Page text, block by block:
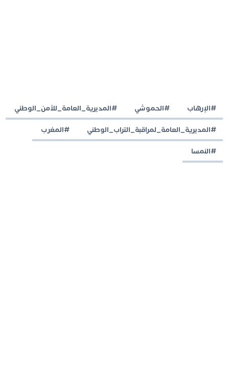
#الإرهاب #الحموشي #المديرية_العامة_للأمن_الوطني
#المديرية_العامة_لمراقبة_التراب_الوطني #المغرب
#النمسا